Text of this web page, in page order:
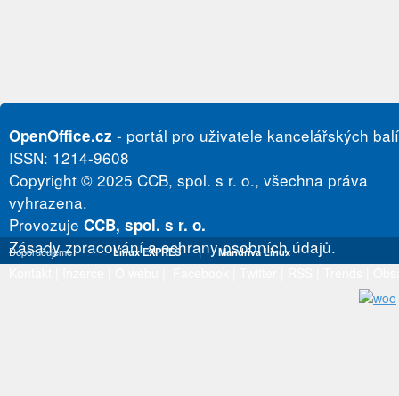
OpenOffice.cz - portál pro uživatele kancelářských
ISSN: 1214-9608
Copyright © 2025 CCB, spol. s r. o., všechna práva
vyhrazena.
Provozuje CCB, spol. s r. o.
Zásady zpracování a ochrany osobních údajů.
Doporučujeme Linux EXPRES | Mandriva Linux